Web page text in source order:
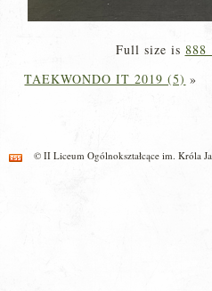
Full size is 888
TAEKWONDO IT 2019 (5) »
© II Liceum Ogólnokształcące im. Króla